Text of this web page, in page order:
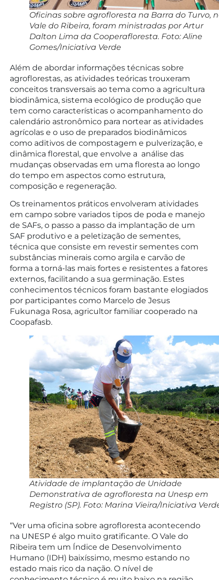
Oficinas sobre agrofloresta na Barra do Turvo,
Vale do Ribeira, foram ministradas por Artur
Dalton Lima da Cooperafloresta. Foto: Aline
Gomes/Iniciativa Verde
Além de abordar informações técnicas sobre
agroflorestas, as atividades teóricas trouxeram
conceitos transversais ao tema como a agricultura
biodinâmica, sistema ecológico de produção que
tem como características o acompanhamento do
calendário astronômico para nortear as atividades
agrícolas e o uso de preparados biodinâmicos
como aditivos de compostagem e pulverização, e
dinâmica florestal, que envolve a análise das
mudanças observadas em uma floresta ao longo
do tempo em aspectos como estrutura,
composição e regeneração.
Os treinamentos práticos envolveram atividades
em campo sobre variados tipos de poda e manejo
de SAFs, o passo a passo da implantação de um
SAF produtivo e a peletização de sementes,
técnica que consiste em revestir sementes com
substâncias minerais como argila e carvão de
forma a torná-las mais fortes e resistentes a fatores
externos, facilitando a sua germinação. Estes
conhecimentos técnicos foram bastante elogiados
por participantes como Marcelo de Jesus
Fukunaga Rosa, agricultor familiar cooperado na
Coopafasb.
Atividade de implantação de Unidade
Demonstrativa de agrofloresta na Unesp em
Registro (SP). Foto: Marina Vieira/Iniciativa
“Ver uma oficina sobre agrofloresta acontecendo
na UNESP é algo muito gratificante. O Vale do
Ribeira tem um Índice de Desenvolvimento
Humano (IDH) baixíssimo, mesmo estando no
estado mais rico da nação. O nível de